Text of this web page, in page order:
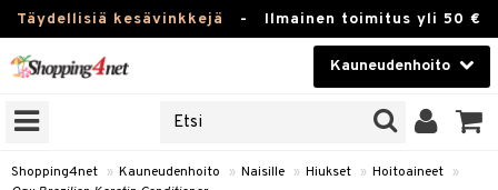
Täydellisiä kesävinkkejä - Ilmainen toimitus yli 50 €
Kauneudenhoito
Kauneudenhoito
Piilolinssit
Shopping4net » Kauneudenhoito » Naisille » Hiukset » Hoitoaineet »